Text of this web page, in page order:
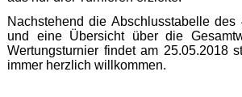
Nachstehend die Abschlusstabelle des
und eine Übersicht über die
Wertungsturnier findet am 25.05.2018
immer herzlich willkommen.